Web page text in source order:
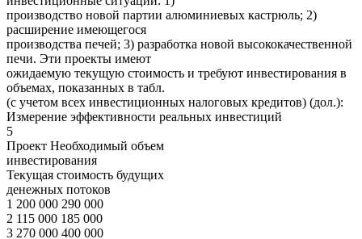
производство новой партии алюминиевых кастрюль; 2)
расширение имеющегося
производства печей; 3) разработка новой высококачественной
печи. Эти проекты имеют
ожидаемую текущую стоимость и требуют инвестирования в
объемах, показанных в табл.
(с учетом всех инвестиционных налоговых кредитов) (дол.):
Измерение эффективности реальных инвестиций
5
Проект Необходимый объем
инвестирования
Текущая стоимость будущих
денежных потоков
1 200 000 290 000
2 115 000 185 000
3 270 000 400 000